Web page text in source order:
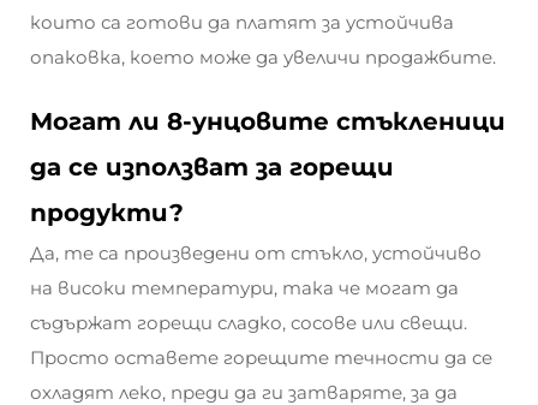
които са готови да платят за устойчива
опаковка, което може да увеличи продажбите.
Могат ли 8-унцовите стъкленици
да се използват за горещи
продукти?
Да, те са произведени от стъкло, устойчиво
на високи температури, така че могат да
съдържат горещи сладко, сосове или свещи.
Просто оставете горещите течности да се
охладят леко, преди да ги затваряте, за да